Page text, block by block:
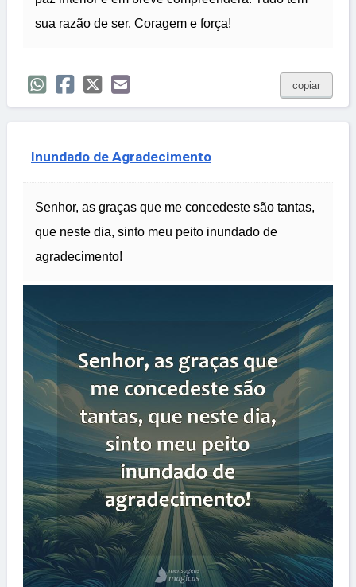
sua razão de ser. Coragem e força!
copiar
Inundado de Agradecimento
Senhor, as graças que me concedeste são tantas,
que neste dia, sinto meu peito inundado de
agradecimento!